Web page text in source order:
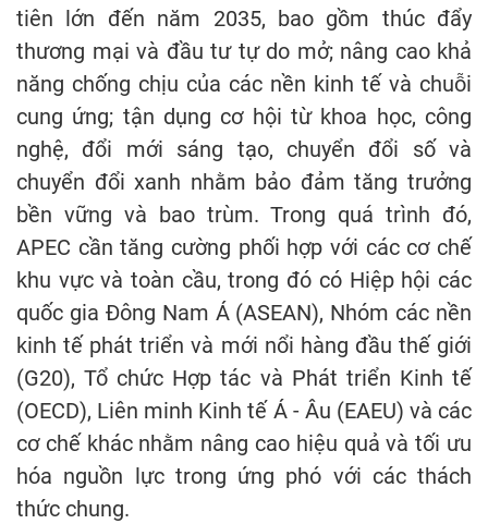
tiên lớn đến năm 2035, bao gồm thúc đẩy
thương mại và đầu tư tự do mở; nâng cao khả
năng chống chịu của các nền kinh tế và chuỗi
cung ứng; tận dụng cơ hội từ khoa học, công
nghệ, đổi mới sáng tạo, chuyển đổi số và
chuyển đổi xanh nhằm bảo đảm tăng trưởng
bền vững và bao trùm. Trong quá trình đó,
APEC cần tăng cường phối hợp với các cơ chế
khu vực và toàn cầu, trong đó có Hiệp hội các
quốc gia Đông Nam Á (ASEAN), Nhóm các nền
kinh tế phát triển và mới nổi hàng đầu thế giới
(G20), Tổ chức Hợp tác và Phát triển Kinh tế
(OECD), Liên minh Kinh tế Á - Âu (EAEU) và các
cơ chế khác nhằm nâng cao hiệu quả và tối ưu
hóa nguồn lực trong ứng phó với các thách
thức chung.